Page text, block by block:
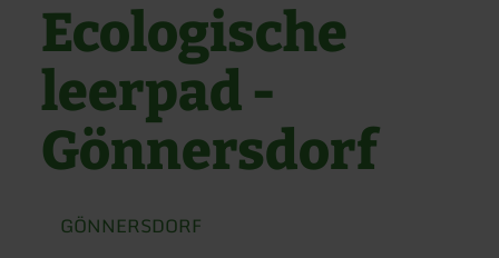
Ecologische
leerpad -
Gönnersdorf
GÖNNERSDORF